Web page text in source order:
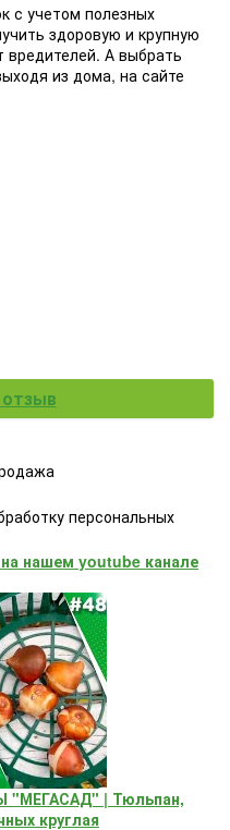
с учетом полезных
здоровую и крупную
вредителей. А выбрать
из дома, на сайте
персональных
нашем youtube канале
| Тюльпан,
круглая